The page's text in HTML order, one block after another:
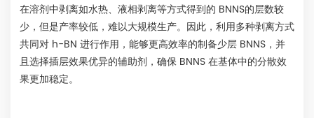
在溶剂中剥离如水热、液相剥离等方式得到的 BNNS的层数较
少，但是产率较低，难以大规模生产。因此，利用多种剥离方式
共同对 h-BN 进行作用，能够更高效率的制备少层 BNNS，并
且选择插层效果优异的辅助剂，确保 BNNS 在基体中的分散效
果更加稳定。